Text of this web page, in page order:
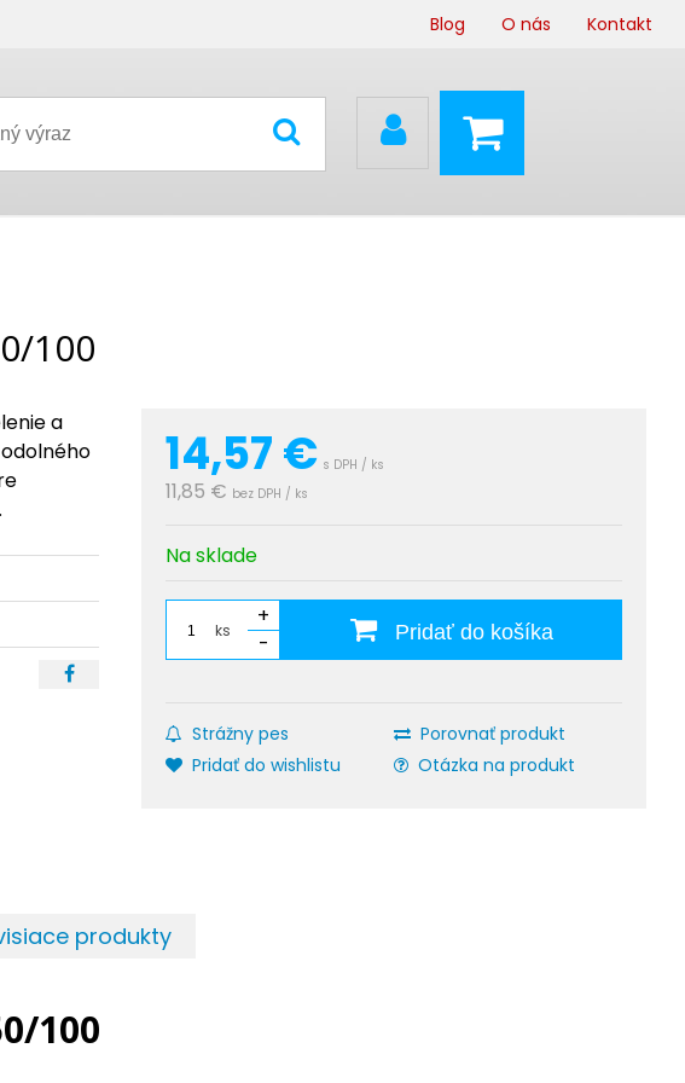
Blog O nás Kontakt
100
14,57€ s DPH / ks
11,85 € bez DPH / ks
Na sklade
ks
+
-
Pridať do košíka
Strážny pes
Porovnať produkt
Pridať do wishlistu
Otázka na produkt
a
produkty
100